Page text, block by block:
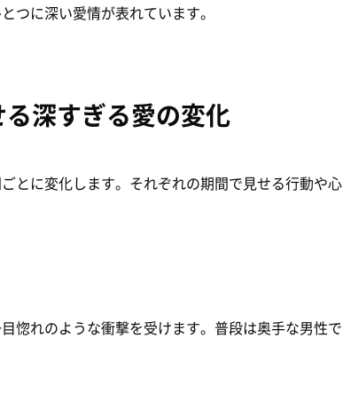
つに深い愛情が表れています。
る深すぎる愛の変化
とに変化します。それぞれの期間で見せる行動や心
惚れのような衝撃を受けます。普段は奥手な男性で